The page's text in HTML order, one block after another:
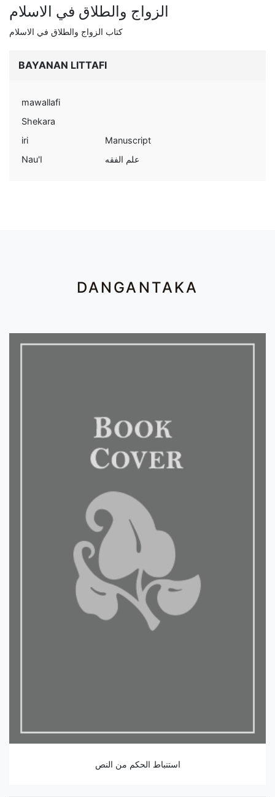
الزواج والطلاق في الاسلام
كتاب الزواج والطلاق في الاسلام
BAYANAN LITTAFI
mawallafi
Shekara
iri
Manuscript
Nau'I
علم الفقه
DANGANTAKA
استنباط الحكم من النص